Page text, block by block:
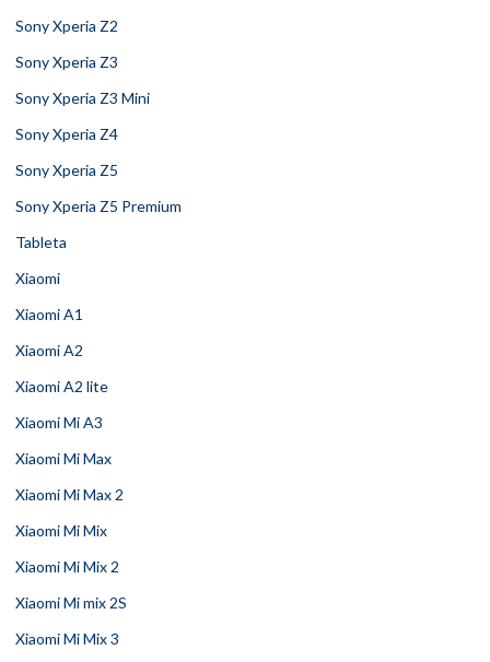
Sony Xperia Z2
Sony Xperia Z3
Sony Xperia Z3 Mini
Sony Xperia Z4
Sony Xperia Z5
Sony Xperia Z5 Premium
Tableta
Xiaomi
Xiaomi A1
Xiaomi A2
Xiaomi A2 lite
Xiaomi Mi A3
Xiaomi Mi Max
Xiaomi Mi Max 2
Xiaomi Mi Mix
Xiaomi Mi Mix 2
Xiaomi Mi mix 2S
Xiaomi Mi Mix 3